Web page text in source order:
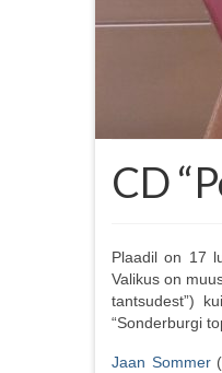
CD
Plaadil on 17
Valikus on
tantsudest”)
“Sonderburgi
Jaan Sommer